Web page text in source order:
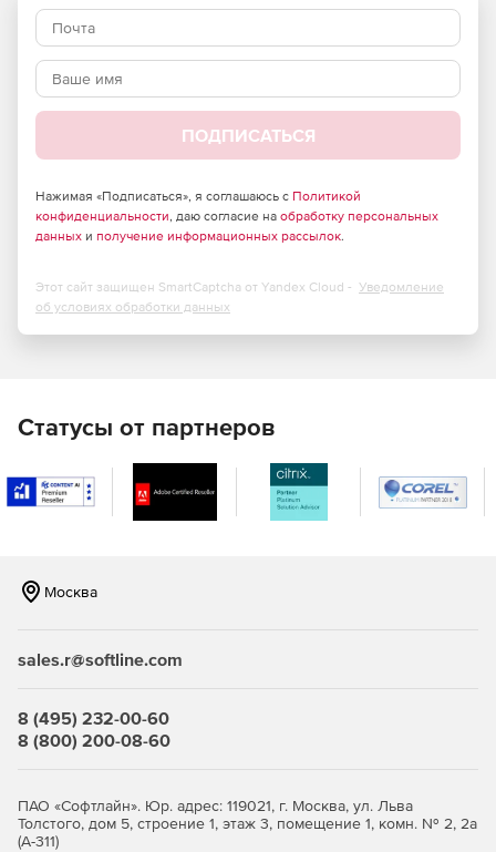
ПОДПИСАТЬСЯ
Нажимая «Подписаться», я соглашаюсь с Политикой
конфиденциальности, даю согласие на обработку персональных
данных и получение информационных рассылок.
Этот сайт защищен SmartCaptcha от Yandex Cloud - Уведомление
об условиях обработки данных
Статусы от партнеров
Москва
sales.r@softline.com
8 (495) 232-00-60
8 (800) 200-08-60
ПАО «Софтлайн». Юр. адрес: 119021, г. Москва, ул. Льва
Толстого, дом 5, строение 1, этаж 3, помещение 1, комн. № 2, 2а
(А-311)